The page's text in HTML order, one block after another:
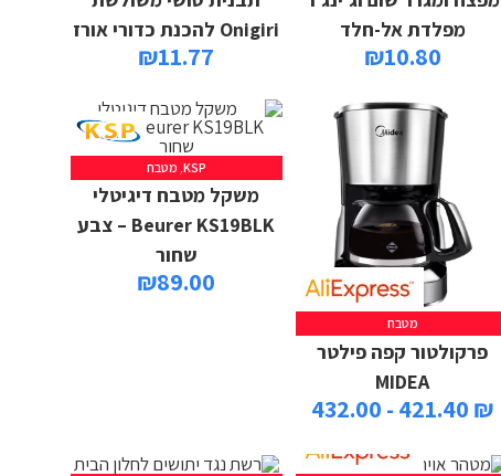
מפלדת אל-חלד
₪10.80
Onigiri להכנת כדורי אורז
₪11.77
מטבח
פרקולטור קפה פילטר
MIDEA
₪ 421.40 - 432.00
KSP מטבח
משקל מטבח דיגיטלי
Beurer KS19BLK – צבע
שחור
₪89.00